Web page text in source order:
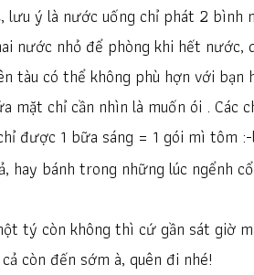
ý là nước uống chỉ phát 2 bình
nước nhỏ để phòng khi hết nước,
tàu có thể không phù hợn với bạn
chỉ cần nhìn là muốn ói . Các
được 1 bữa sáng = 1 gói mì tôm
hay bánh trong những lúc ngểnh
tý còn không thì cứ gần sát giờ
còn đến sớm à, quên đi nhé!